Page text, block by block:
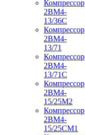
Компрессор
2ВМ4-
13/36С
Компрессор
2ВМ4-
13/71
Компрессор
2ВМ4-
13/71С
Компрессор
2ВМ4-
15/25М2
Компрессор
2ВМ4-
15/25СМ1